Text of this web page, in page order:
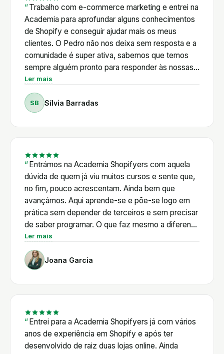
Trabalho com e-commerce marketing e entrei na
Academia para aprofundar alguns conhecimentos
de Shopify e conseguir ajudar mais os meus
clientes. O Pedro não nos deixa sem resposta e a
comunidade é super ativa, sabemos que temos
sempre alguém pronto para responder às nossas
dúvidas. Além disso, o Pedro é muito proativo em
relação às novidades de Shopify e cria com
frequência tutoriais de acordo com as mudanças
da plataforma e a nível legal também. E está
sozinha. Os vários cursos também não se limitam
a Shopify e este para mim é um grande plus.
Existem masterclasses de vários temas
relacionados com e-commerce: email marketing,
SEO, influencers, anúncios. Vou no meu segundo
ano e certamente que vou continuar!
Ler mais
SB Sílvia Barradas
Entrámos na Academia Shopifyers com aquela
dúvida de quem já viu muitos cursos e sente que,
no fim, pouco acrescentam. Ainda bem que
avançámos. Aqui aprende-se e põe-se logo em
prática sem depender de terceiros e sem precisar
de saber programar. O que faz mesmo a diferença
é o Pedro: vai direto ao que interessa e está
sempre disponível. E a comunidade é outro nível,
há sempre alguém pronto a ajudar a qualquer hora.
Para a Juju Belle, deixou de haver a sensação de
Ler mais
Joana Garcia
Entrei para a Academia Shopifyers já com vários
anos de experiência em Shopify e após ter
desenvolvido de raiz duas lojas online. Ainda